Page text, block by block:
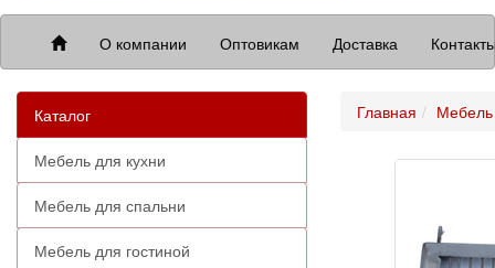
О компании Оптовикам Доставка
Каталог
Мебель для кухни
Мебель для спальни
Мебель для гостиной
Главная